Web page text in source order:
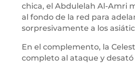
chica, el Abdulelah Al-Amri
al fondo de la red para
sorpresivamente a los
En el complemento, la
completo al ataque y